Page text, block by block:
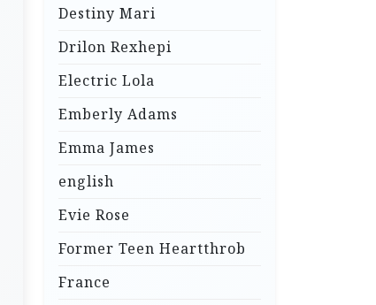
Destiny Mari
Drilon Rexhepi
Electric Lola
Emberly Adams
Emma James
english
Evie Rose
Former Teen Heartthrob
France